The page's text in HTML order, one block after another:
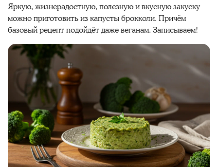
Яркую, жизнерадостную, полезную и вкусную закуску
можно приготовить из капусты брокколи. Причём
базовый рецепт подойдёт даже веганам. Записываем!